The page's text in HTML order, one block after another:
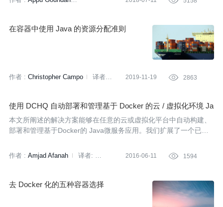
在容器中使用 Java 的资源分配准则
作者 : Christopher Campo
译者:
2019-11-19  2863
使用 DCHQ 自动部署和管理基于 Docker 的云 / 虚拟化环境 Ja
va 微服务
本文所阐述的解决方案能够在任意的云或虚拟化平台中自动构建、
部署和管理基于Docker的 Java微服务应用。我们扩展了一个已有
和虚拟化平台上运行和管理这个应用。
作者 : Amjad Afanah
译者:
2016-06-11  1594
去 Docker 化的五种容器选择